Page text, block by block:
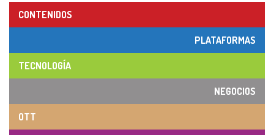
CONTENIDOS
PLATAFORMAS
TECNOLOGÍA
NEGOCIOS
OTT